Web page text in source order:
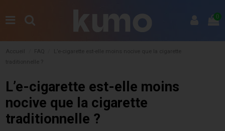
0
L’e-cigarette est-elle moins
nocive que la cigarette
traditionnelle ?